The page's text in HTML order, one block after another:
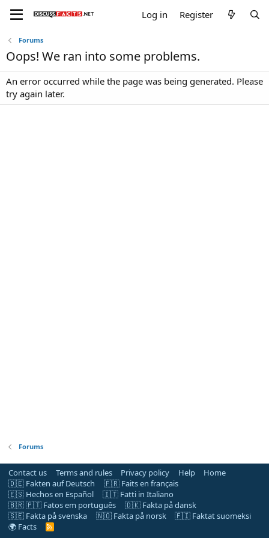
Log in Register
Forums
Oops! We ran into some problems.
An error occurred while the page was being generated. Please
try again later.
Forums
Contact us Terms and rules Privacy policy Help
Home
🇩🇪 Fakten auf Deutsch
🇫🇷 Faits en français
🇪🇸 Hechos en Español
🇮🇹 Fatti in Italiano
🇧🇷 🇵🇹 Fatos em português
🇩🇰 Fakta på dansk
🇸🇪 Fakta på svenska
🇳🇴 Fakta på norsk
🇫🇮 Faktat suomeksi
🌍 Facts
R